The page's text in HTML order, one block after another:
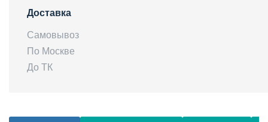
Доставка
Самовывоз
По Москве
До ТК